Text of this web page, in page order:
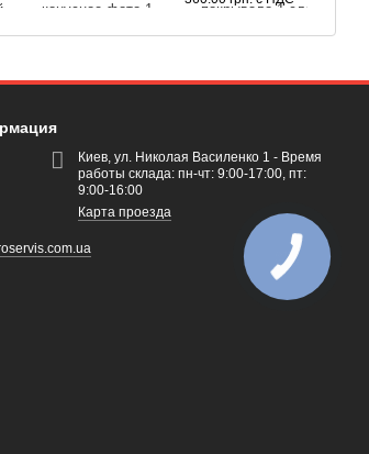
Киев, ул. Николая Василенко 1 - Время
работы склада: пн-чт: 9:00-17:00, пт:
9:00-16:00
Карта проезда